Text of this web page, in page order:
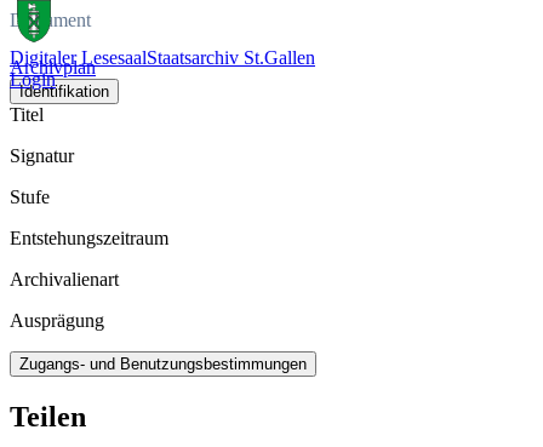
Digitaler LesesaalStaatsarchiv St.Gallen
Login
Dokument
Archivplan
Identifikation
Titel
Signatur
Stufe
Entstehungszeitraum
Archivalienart
Ausprägung
Zugangs- und Benutzungsbestimmungen
Teilen